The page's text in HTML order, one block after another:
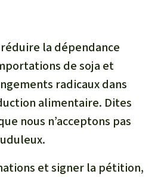
la dépendance
de soja et
radicaux dans
alimentaire. Dites
nous n’acceptons pas
et signer la pétition,